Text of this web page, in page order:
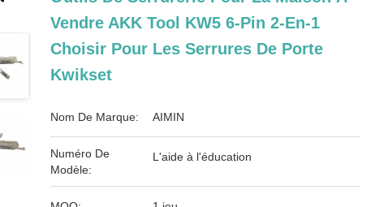
Vendre AKK Tool KW5 6-Pin 2-En-1
Choisir Pour Les Serrures De Porte
Kwikset
Nom De Marque: AIMIN
Numéro De
Modèle:
L'aide à l'éducation